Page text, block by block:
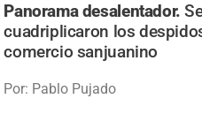
Panorama desalentador.
cuadriplicaron los
comercio sanjuanino
Por: Pablo Pujado